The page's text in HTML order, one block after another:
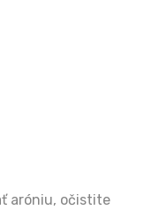
aróniu, očistite